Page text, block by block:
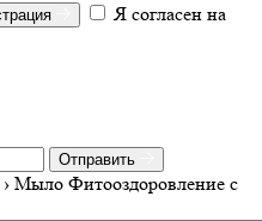
Я согласен на
Отправить
› Мыло Фитооздоровление с